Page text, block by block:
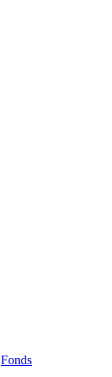
Fonds